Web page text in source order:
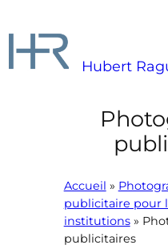
au
contenu
Hubert
Accueil »
publicitaire pour
institutions»
publicitaires